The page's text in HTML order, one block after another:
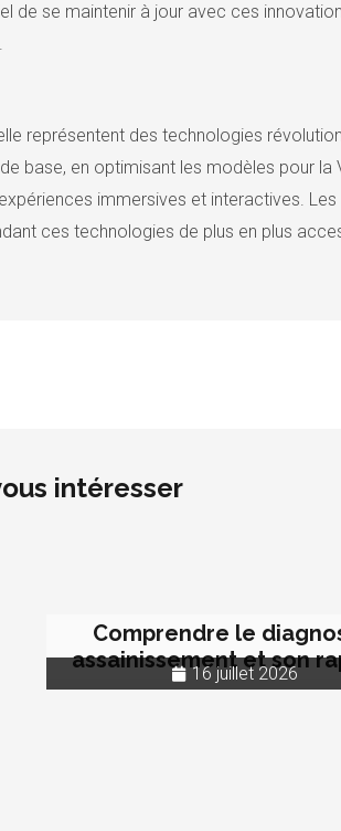
de se maintenir à jour avec ces
représentent des technologies
base, en optimisant les modèles pour
immersives et interactives.
ces technologies de plus en plus
intéresser
Comprendre le
assainissement et son
16 juillet 2026